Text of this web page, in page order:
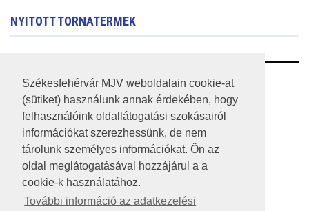
Székesfehérvár MJV weboldalain cookie-at
(sütiket) használunk annak érdekében, hogy
felhasználóink oldallátogatási szokásairól
információkat szerezhessünk, de nem
tárolunk személyes információkat. Ön az
oldal meglátogatásával hozzájárul a a
cookie-k használatához.
További információ az adatkezelési
NYITOTT TORNATERMEK
RSS
A HONLAP 2017.03.31-I ÁLLAPOTA
JOGI NYILATKOZAT
IMPRESSZUM